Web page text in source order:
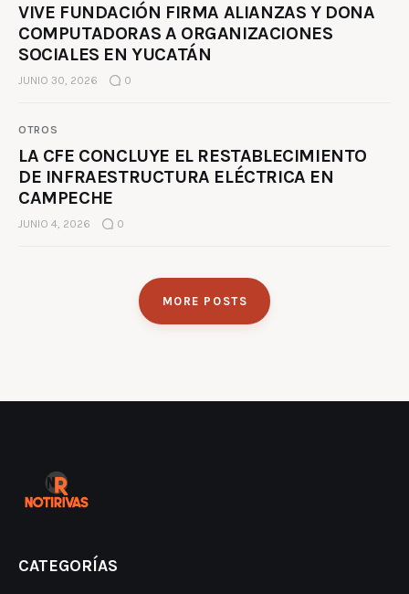
VIVE FUNDACIÓN FIRMA ALIANZAS Y DONA
COMPUTADORAS A ORGANIZACIONES
SOCIALES EN YUCATÁN
JUNIO 30, 2026 0
OTROS
LA CFE CONCLUYE EL RESTABLECIMIENTO
DE INFRAESTRUCTURA ELÉCTRICA EN
CAMPECHE
JUNIO 4, 2026 0
MORE POSTS
CATEGORÍAS